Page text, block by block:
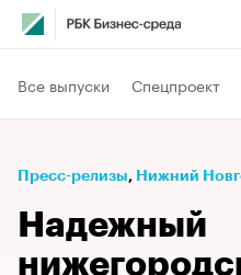
Все выпуски Спецпроект
Пресс-релизы⁠, Нижний
Надежный